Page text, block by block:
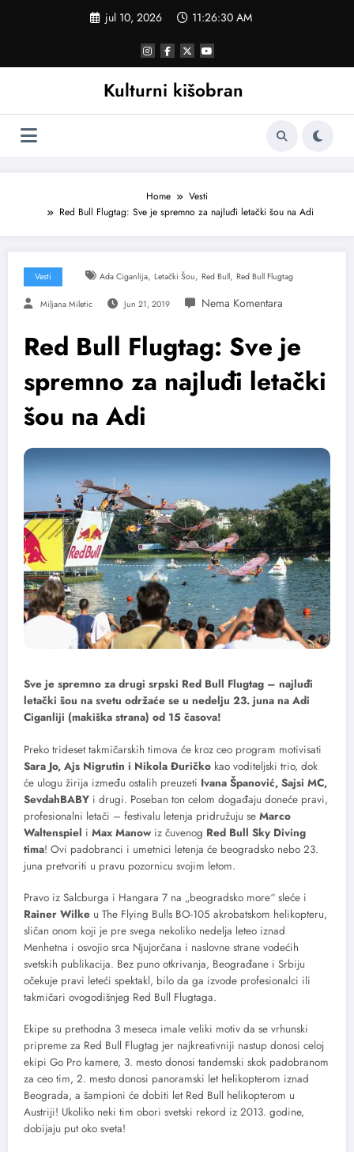
jul 10, 2026 11:26:31 AM
Kulturni kišobran
Home
Vesti
Red Bull Flugtag: Sve je spremno za najluđi letački šou na Adi
Vesti Ada Ciganlija, Letački Šou, Red Bull, Red Bull Flugtag
Miljana Miletic Jun 21, 2019
Red Bull Flugtag: Sve je
spremno za najluđi letački
šou na Adi
Sve je spremno za drugi srpski Red Bull Flugtag – najluđi
letački šou na svetu održaće se u nedelju 23. juna na Adi
Ciganliji (makiška strana) od 15 časova!
Preko trideset takmičarskih timova će kroz ceo program motivisati
Sara Jo, Ajs Nigrutin i Nikola Đuričko kao voditeljski trio, dok
će ulogu žirija između ostalih preuzeti Ivana Španović, Sajsi MC,
SevdahBABY i drugi. Poseban ton celom događaju doneće pravi,
profesionalni letači – festivalu letenja pridružuju se Marco
Waltenspiel i Max Manow iz čuvenog Red Bull Sky Diving
tima! Ovi padobranci i umetnici letenja će beogradsko nebo 23.
juna pretvoriti u pravu pozornicu svojim letom.
Pravo iz Salcburga i Hangara 7 na „beogradsko more“ sleće i
Rainer Wilke u The Flying Bulls BO-105 akrobatskom helikopteru,
sličan onom koji je pre svega nekoliko nedelja leteo iznad
Menhetna i osvojio srca Njujorčana i naslovne strane vodećih
svetskih publikacija. Bez puno otkrivanja, Beograđane i Srbiju
očekuje pravi leteći spektakl, bilo da ga izvode profesionalci ili
takmičari ovogodišnjeg Red Bull Flugtaga.
Ekipe su prethodna 3 meseca imale veliki motiv da se vrhunski
pripreme za Red Bull Flugtag jer najkreativniji nastup donosi celoj
ekipi Go Pro kamere, 3. mesto donosi tandemski skok padobranom
za ceo tim, 2. mesto donosi panoramski let helikopterom iznad
Beograda, a šampioni će dobiti let Red Bull helikopterom u
Austriji! Ukoliko neki tim obori svetski rekord iz 2013. godine,
dobijaju put oko sveta!